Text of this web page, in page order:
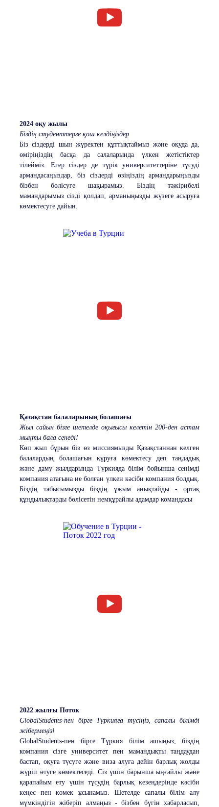
2024 оқу жылы
Біздің студенттерге қош келдіңіздер
Біз сіздерді шын жүректен құттықтаймыз және оқуда да,
өміріңіздің басқа да салаларында үлкен жетістіктер
тілейміз. Егер сіздер де түрік университеттеріне түсуді
армандасаңыздар, біз сіздерді өзіңіздің армандарыңызды
бізбен бөлісуге шақырамыз. Біздің тәжірибелі
мамандарымыз сізді қолдап, арманыңызды жүзеге асыруға
көмектесуге дайын.
Қазақстан балаларының болашағы
Жыл сайын бізге шетелде оқығысы келетін 200-ден астам
мықты бала сенеді!
Көп жыл бұрын біз өз миссиямызды Қазақстаннан келген
балалардың болашағын құруға көмектесу деп таңдадық
және даму жылдарында Түркияда білім бойынша сенімді
компания атағына ие болған үлкен кәсіби компания болдық.
Біздің табысымызды біздің ұжым анықтайды - ортақ
құндылықтарды бөлісетін немқұрайлы адамдар командасы ️
2022 жылғы Поток
GlobalStudents-пен бірге Түркияға түсіңіз, сапалы білімді
жібермеңіз!
GlobalStudents-пен бірге Түркия білім ашыңыз, біздің
компания сізге университет пен мамандықты таңдаудан
бастап, оқуға түсуге және виза алуға дейін барлық жолды
жүріп өтуге көмектеседі. Сіз үшін барынша ыңғайлы және
қарапайым ету үшін түсудің барлық кезеңдерінде кәсіби
кеңес пен көмек ұсынамыз. Шетелде сапалы білім алу
мүмкіндігін жіберіп алмаңыз - бізбен бүгін хабарласып,